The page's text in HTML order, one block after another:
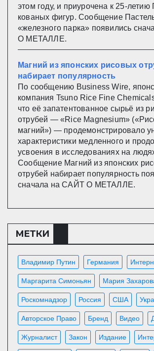
этом году, и приурочена к 25-летию
кованых фигур. Сообщение
«железного парка» появились
О МЕТАЛЛЕ.
Магний из японских рисовых
набирает популярность
По сообщению Business Wire,
компания Tsuno Rice Fine
что её запатентованное сырьё из
отрубей — «Rice Magnesium»
магний») — продемонстрировало
характеристики медленного и
усвоения в исследованиях на
Сообщение Магний из японских
отрубей набирает популярность
сначала на САЙТ О МЕТАЛЛЕ.
МЕТКИ
Владимир Путин Германия
Маргарита Симоньян Мария
Роскомнадзор Россия США
Авторское Право Бренд Видео
Журналист Закон Издание